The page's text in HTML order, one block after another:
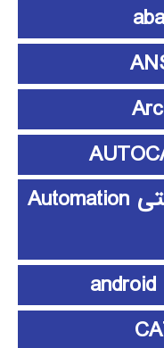
آموزش اتوماسیون صنعتی Automation